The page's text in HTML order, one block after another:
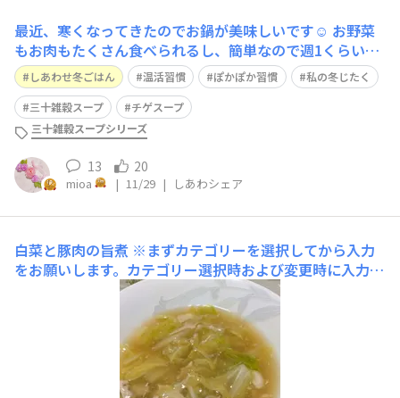
最近、寒くなってきたのでお鍋が美味しいです☺️ お野菜
もお肉もたくさん食べられるし、簡単なので週1くらいで
食べます🍲 我が家はシメまでしっかり食べるのですが、
ずっと同じ味だと飽きちゃうこともしばしば…そんな時に
出会ったのが三十雑穀スープ✨️ 名前の通り、もちろんスー
プでも美味しいのですが、今回は鍋の
しあわせ冬ごはん 温活習慣 ぽかぽか習慣
私の冬じたく
三十雑穀スープ
チゲスープ
三十雑穀スープシリーズ
13 20
mioa | 11/29 | しあわシェア
白菜と豚肉の旨煮 ※まずカテゴリーを選択してから入力
をお願いします。カテゴリー選択時および変更時に入力内
容が消える場合がございます。 ■材料・分量・4人分・白
菜 1/8・豚肉 150g・オイスターソース 大さじ2・白
だし 大さじ2・みらいのしょうが 小さじ2・鶏ガラス
ープ 小さじ2 ・タマネギスープ 小さじ